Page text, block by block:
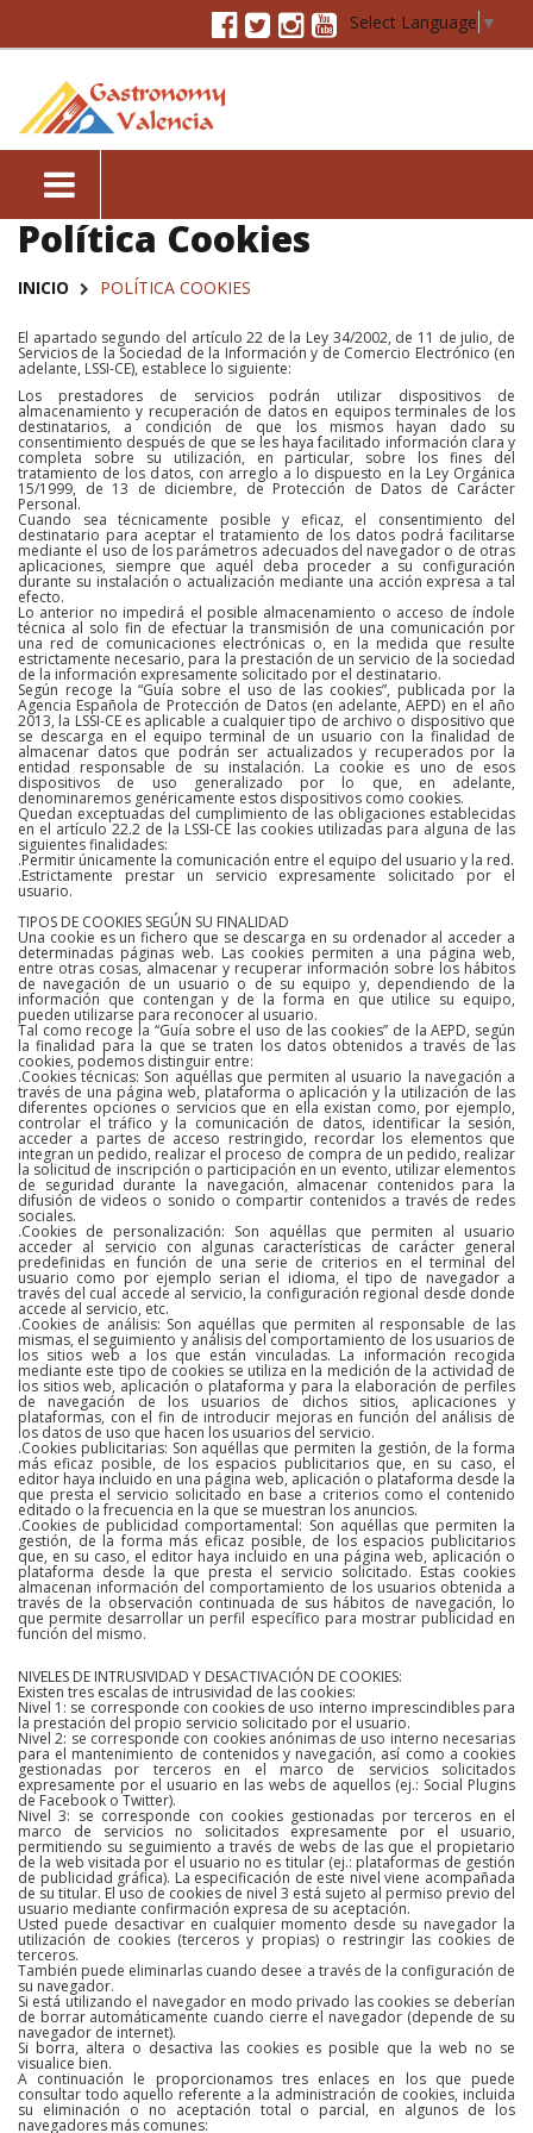
Select Language ▼
Política Cookies
INICIO POLÍTICA COOKIES
El apartado segundo del artículo 22 de la Ley 34/2002, de 11 de julio, de
Servicios de la Sociedad de la Información y de Comercio Electrónico (en
adelante, LSSI-CE), establece lo siguiente:
Los prestadores de servicios podrán utilizar dispositivos de
almacenamiento y recuperación de datos en equipos terminales de los
destinatarios, a condición de que los mismos hayan dado su
consentimiento después de que se les haya facilitado información clara y
completa sobre su utilización, en particular, sobre los fines del
tratamiento de los datos, con arreglo a lo dispuesto en la Ley Orgánica
15/1999, de 13 de diciembre, de Protección de Datos de Carácter
Personal.
Cuando sea técnicamente posible y eficaz, el consentimiento del
destinatario para aceptar el tratamiento de los datos podrá facilitarse
mediante el uso de los parámetros adecuados del navegador o de otras
aplicaciones, siempre que aquél deba proceder a su configuración
durante su instalación o actualización mediante una acción expresa a tal
efecto.
Lo anterior no impedirá el posible almacenamiento o acceso de índole
técnica al solo fin de efectuar la transmisión de una comunicación por
una red de comunicaciones electrónicas o, en la medida que resulte
estrictamente necesario, para la prestación de un servicio de la sociedad
de la información expresamente solicitado por el destinatario.
Según recoge la “Guía sobre el uso de las cookies”, publicada por la
Agencia Española de Protección de Datos (en adelante, AEPD) en el año
2013, la LSSI-CE es aplicable a cualquier tipo de archivo o dispositivo que
se descarga en el equipo terminal de un usuario con la finalidad de
almacenar datos que podrán ser actualizados y recuperados por la
entidad responsable de su instalación. La cookie es uno de esos
dispositivos de uso generalizado por lo que, en adelante,
denominaremos genéricamente estos dispositivos como cookies.
Quedan exceptuadas del cumplimiento de las obligaciones establecidas
en el artículo 22.2 de la LSSI-CE las cookies utilizadas para alguna de las
siguientes finalidades:
.Permitir únicamente la comunicación entre el equipo del usuario y la red.
.Estrictamente prestar un servicio expresamente solicitado por el
usuario.
TIPOS DE COOKIES SEGÚN SU FINALIDAD
Una cookie es un fichero que se descarga en su ordenador al acceder a
determinadas páginas web. Las cookies permiten a una página web,
entre otras cosas, almacenar y recuperar información sobre los hábitos
de navegación de un usuario o de su equipo y, dependiendo de la
información que contengan y de la forma en que utilice su equipo,
pueden utilizarse para reconocer al usuario.
Tal como recoge la “Guía sobre el uso de las cookies” de la AEPD, según
la finalidad para la que se traten los datos obtenidos a través de las
cookies, podemos distinguir entre:
.Cookies técnicas: Son aquéllas que permiten al usuario la navegación a
través de una página web, plataforma o aplicación y la utilización de las
diferentes opciones o servicios que en ella existan como, por ejemplo,
controlar el tráfico y la comunicación de datos, identificar la sesión,
acceder a partes de acceso restringido, recordar los elementos que
integran un pedido, realizar el proceso de compra de un pedido, realizar
la solicitud de inscripción o participación en un evento, utilizar elementos
de seguridad durante la navegación, almacenar contenidos para la
difusión de videos o sonido o compartir contenidos a través de redes
sociales.
.Cookies de personalización: Son aquéllas que permiten al usuario
acceder al servicio con algunas características de carácter general
predefinidas en función de una serie de criterios en el terminal del
usuario como por ejemplo serian el idioma, el tipo de navegador a
través del cual accede al servicio, la configuración regional desde donde
accede al servicio, etc.
.Cookies de análisis: Son aquéllas que permiten al responsable de las
mismas, el seguimiento y análisis del comportamiento de los usuarios de
los sitios web a los que están vinculadas. La información recogida
mediante este tipo de cookies se utiliza en la medición de la actividad de
los sitios web, aplicación o plataforma y para la elaboración de perfiles
de navegación de los usuarios de dichos sitios, aplicaciones y
plataformas, con el fin de introducir mejoras en función del análisis de
los datos de uso que hacen los usuarios del servicio.
.Cookies publicitarias: Son aquéllas que permiten la gestión, de la forma
más eficaz posible, de los espacios publicitarios que, en su caso, el
editor haya incluido en una página web, aplicación o plataforma desde la
que presta el servicio solicitado en base a criterios como el contenido
editado o la frecuencia en la que se muestran los anuncios.
.Cookies de publicidad comportamental: Son aquéllas que permiten la
gestión, de la forma más eficaz posible, de los espacios publicitarios
que, en su caso, el editor haya incluido en una página web, aplicación o
plataforma desde la que presta el servicio solicitado. Estas cookies
almacenan información del comportamiento de los usuarios obtenida a
través de la observación continuada de sus hábitos de navegación, lo
que permite desarrollar un perfil específico para mostrar publicidad en
función del mismo.
NIVELES DE INTRUSIVIDAD Y DESACTIVACIÓN DE COOKIES:
Existen tres escalas de intrusividad de las cookies:
Nivel 1: se corresponde con cookies de uso interno imprescindibles para
la prestación del propio servicio solicitado por el usuario.
Nivel 2: se corresponde con cookies anónimas de uso interno necesarias
para el mantenimiento de contenidos y navegación, así como a cookies
gestionadas por terceros en el marco de servicios solicitados
expresamente por el usuario en las webs de aquellos (ej.: Social Plugins
de Facebook o Twitter).
Nivel 3: se corresponde con cookies gestionadas por terceros en el
marco de servicios no solicitados expresamente por el usuario,
permitiendo su seguimiento a través de webs de las que el propietario
de la web visitada por el usuario no es titular (ej.: plataformas de gestión
de publicidad gráfica). La especificación de este nivel viene acompañada
de su titular. El uso de cookies de nivel 3 está sujeto al permiso previo del
usuario mediante confirmación expresa de su aceptación.
Usted puede desactivar en cualquier momento desde su navegador la
utilización de cookies (terceros y propias) o restringir las cookies de
terceros.
También puede eliminarlas cuando desee a través de la configuración de
su navegador.
Si está utilizando el navegador en modo privado las cookies se deberían
de borrar automáticamente cuando cierre el navegador (depende de su
navegador de internet).
Si borra, altera o desactiva las cookies es posible que la web no se
visualice bien.
A continuación le proporcionamos tres enlaces en los que puede
consultar todo aquello referente a la administración de cookies, incluida
su eliminación o no aceptación total o parcial, en algunos de los
navegadores más comunes: